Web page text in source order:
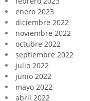
enero 2023
diciembre 2022
noviembre 2022
octubre 2022
septiembre 2022
julio 2022
junio 2022
mayo 2022
abril 2022